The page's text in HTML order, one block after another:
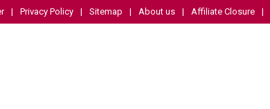
Privacy Policy Sitemap About us Affiliate Closure